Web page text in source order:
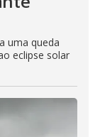
uma queda
eclipse solar